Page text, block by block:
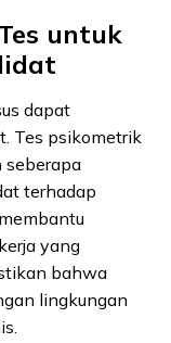
untuk
dapat
Tes psikometrik
seberapa
terhadap
yang
bahwa
lingkungan